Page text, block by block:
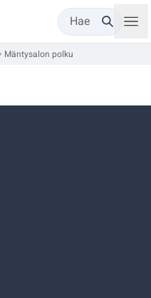
Hae
Mäntysalon polku